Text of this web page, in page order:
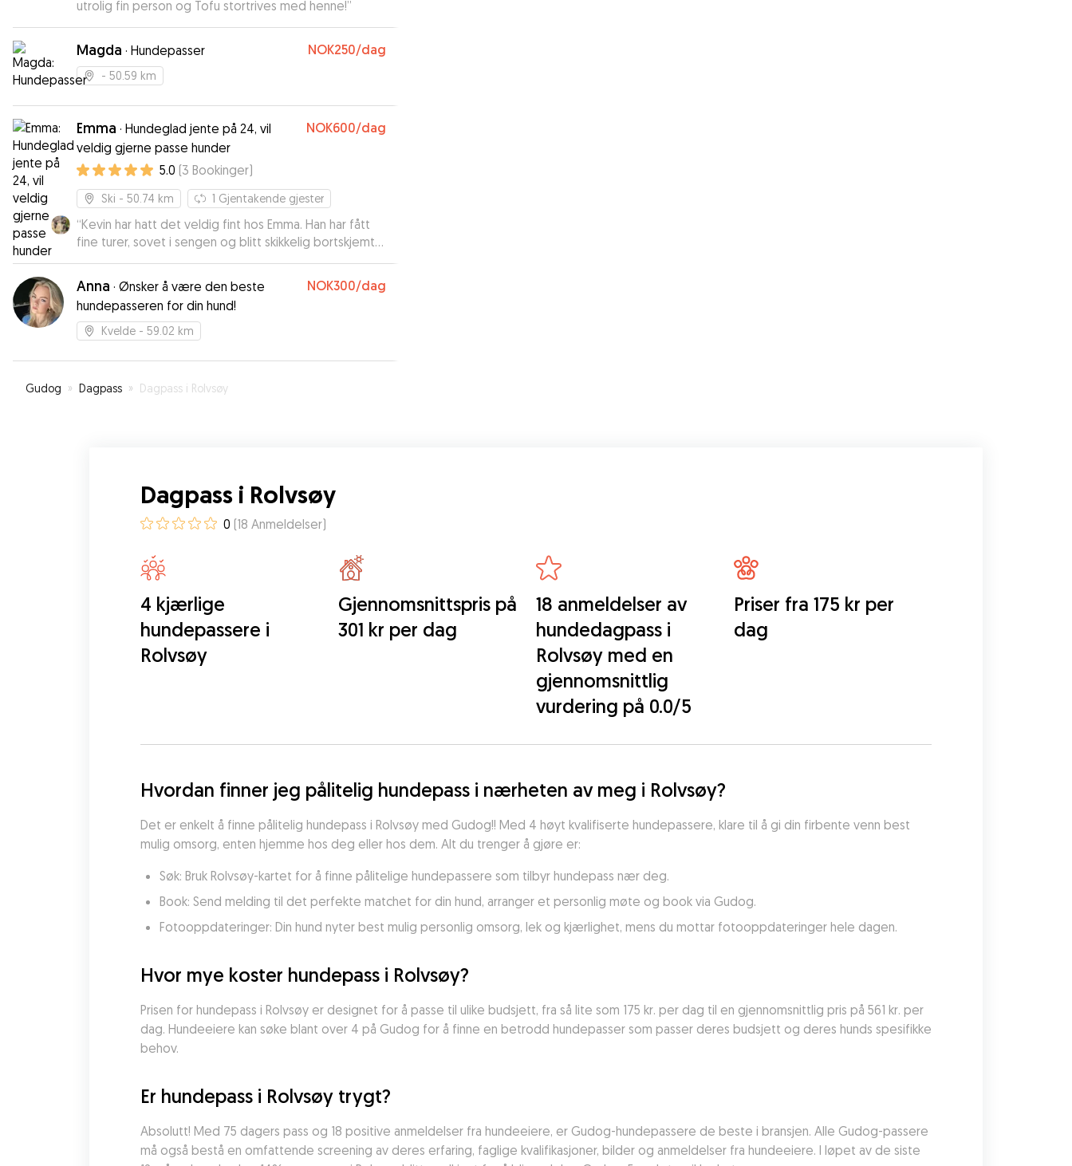
utrolig fin person og Tofu stortrives med henne!”
Magda · Hundepasser NOK250/dag
- 50.59 km
Emma · Hundeglad jente på 24, vil
veldig gjerne passe hunder
NOK600/dag
5.0 (3 Bookinger)
Ski - 50.74 km 1 Gjentakende gjester
“Kevin har hatt det veldig fint hos Emma. Han har fått
fine turer, sovet i sengen og blitt skikkelig bortskjemt
🐶”
Anna · Ønsker å være den beste
hundepasseren for din hund!
NOK300/dag
Kvelde - 59.02 km
Gudog » Dagpass » Dagpass i Rolvsøy
Dagpass i Rolvsøy
0 (18 Anmeldelser)
4 kjærlige
hundepassere i
Rolvsøy
Gjennomsnittspris på
301 kr per dag
18 anmeldelser av
hundedagpass i
Rolvsøy med en
gjennomsnittlig
vurdering på 0.0/5
Priser fra 175 kr per
dag
Hvordan finner jeg pålitelig hundepass i nærheten av meg i Rolvsøy?
Det er enkelt å finne pålitelig hundepass i Rolvsøy med Gudog!! Med 4 høyt kvalifiserte hundepassere, klare til å gi din firbente venn best
mulig omsorg, enten hjemme hos deg eller hos dem. Alt du trenger å gjøre er:
Søk: Bruk Rolvsøy-kartet for å finne pålitelige hundepassere som tilbyr hundepass nær deg.
Book: Send melding til det perfekte matchet for din hund, arranger et personlig møte og book via Gudog.
Fotooppdateringer: Din hund nyter best mulig personlig omsorg, lek og kjærlighet, mens du mottar fotooppdateringer hele dagen.
Hvor mye koster hundepass i Rolvsøy?
Prisen for hundepass i Rolvsøy er designet for å passe til ulike budsjett, fra så lite som 175 kr. per dag til en gjennomsnittlig pris på 561 kr. per
dag. Hundeeiere kan søke blant over 4 på Gudog for å finne en betrodd hundepasser som passer deres budsjett og deres hunds spesifikke
behov.
Er hundepass i Rolvsøy trygt?
Absolutt! Med 75 dagers pass og 18 positive anmeldelser fra hundeeiere, er Gudog-hundepassere de beste i bransjen. Alle Gudog-passere
må også bestå en omfattende screening av deres erfaring, faglige kvalifikasjoner, bilder og anmeldelser fra hundeeiere. I løpet av de siste